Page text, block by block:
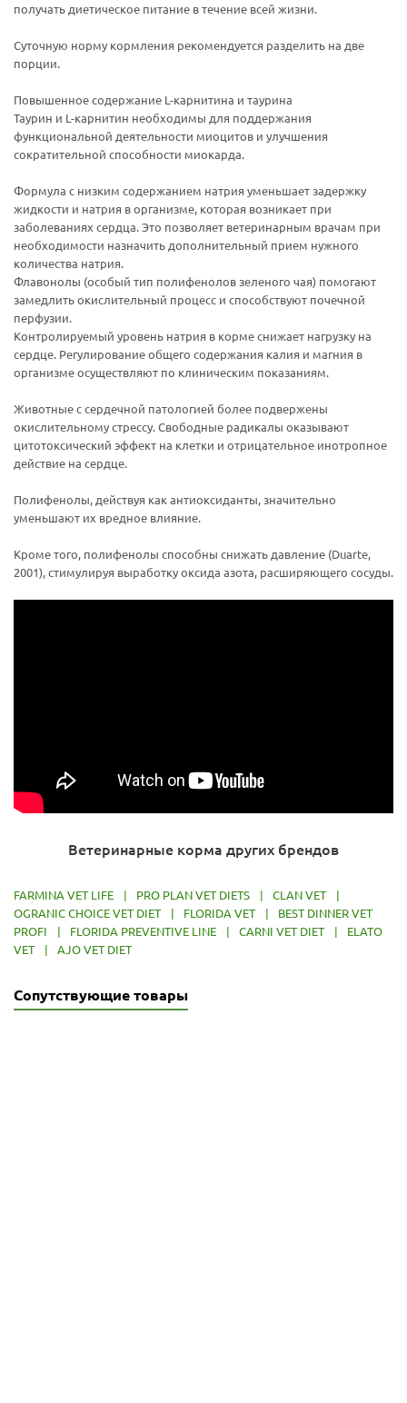
получать диетическое питание в течение всей жизни.
Суточную норму кормления рекомендуется разделить на две
порции.
Повышенное содержание L-карнитина и таурина
Таурин и L-карнитин необходимы для поддержания
функциональной деятельности миоцитов и улучшения
сократительной способности миокарда.
Формула с низким содержанием натрия уменьшает задержку
жидкости и натрия в организме, которая возникает при
заболеваниях сердца. Это позволяет ветеринарным врачам при
необходимости назначить дополнительный прием нужного
количества натрия.
Флавонолы (особый тип полифенолов зеленого чая) помогают
замедлить окислительный процесс и способствуют почечной
перфузии.
Контролируемый уровень натрия в корме снижает нагрузку на
сердце. Регулирование общего содержания калия и магния в
организме осуществляют по клиническим показаниям.
Животные с сердечной патологией более подвержены
окислительному стрессу. Свободные радикалы оказывают
цитотоксический эффект на клетки и отрицательное инотропное
действие на сердце.
Полифенолы, действуя как антиоксиданты, значительно
уменьшают их вредное влияние.
Кроме того, полифенолы способны снижать давление (Duarte,
2001), стимулируя выработку оксида азота, расширяющего сосуды.
Ветеринарные корма других брендов
FARMINA VET LIFE PRO PLAN VET DIETS CLAN VET
OGRANIC CHOICE VET DIET
FLORIDA VET
BEST DINNER VET
PROFI
FLORIDA PREVENTIVE LINE CARNI VET DIET
ELATO
VET
AJO VET DIET
Сопутствующие товары